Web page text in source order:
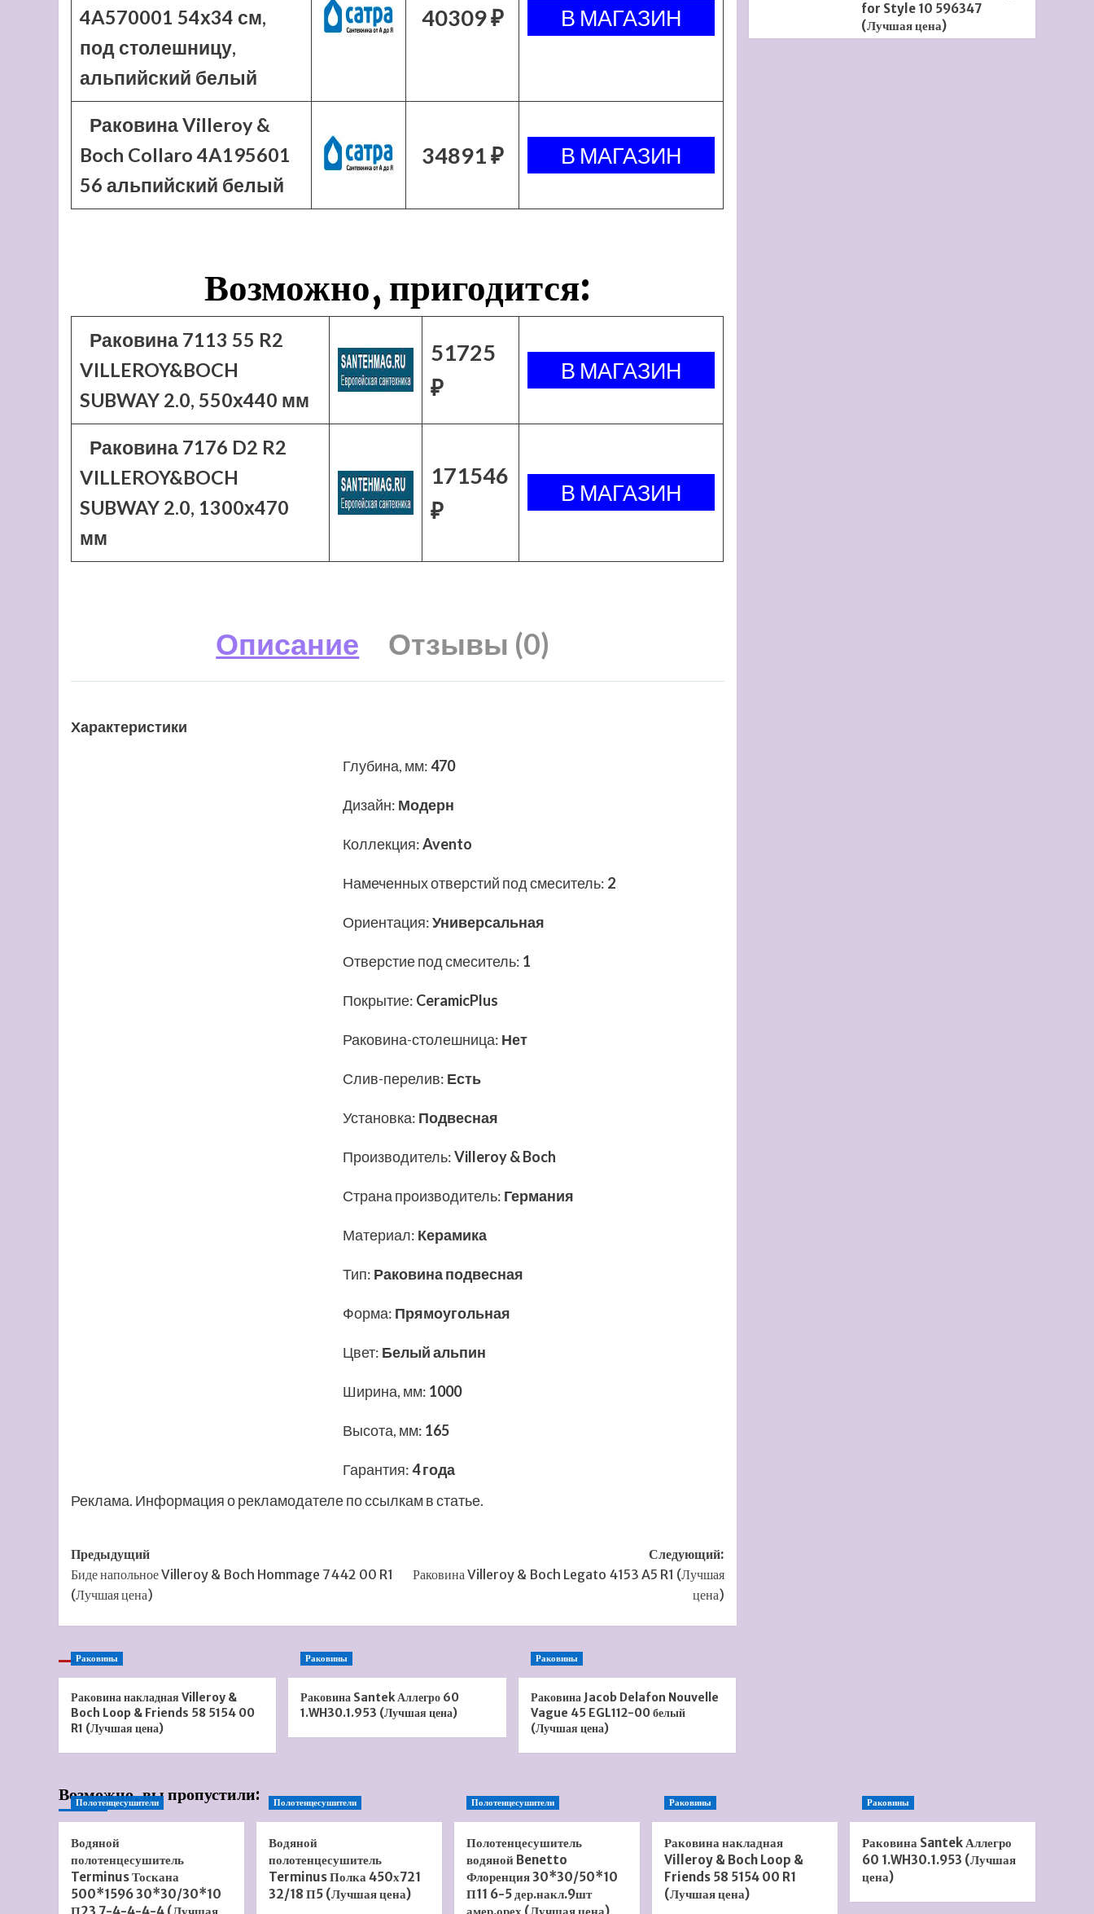
4A570001 54х34 см,
под столешницу,
альпийский белый
40309 ₽
Раковина Villeroy &
Boch Collaro 4A195601
56 альпийский белый
34891 ₽
Возможно, пригодится:
Раковина 7113 55 R2
VILLEROY&BOCH
SUBWAY 2.0, 550х440 мм
51725
₽
Раковина 7176 D2 R2
VILLEROY&BOCH
SUBWAY 2.0, 1300х470
мм
171546
₽
Описание Отзывы (0)
Характеристики
Глубина, мм:470
Дизайн: Модерн
Коллекция:Avento
Намеченных отверстий под смеситель: 2
Ориентация:Универсальная
Отверстие под смеситель: 1
Покрытие: CeramicPlus
Раковина-столешница: Нет
Слив-перелив: Есть
Установка: Подвесная
Производитель:Villeroy & Boch
Страна производитель: Германия
Материал: Керамика
Тип: Раковина подвесная
Форма: Прямоугольная
Цвет: Белый альпин
Ширина, мм: 1000
Высота, мм: 165
Гарантия:4 года
Реклама. Информация о рекламодателе по ссылкам в статье.
Навигация
записи
Предыдущий
Биде напольное Villeroy & Boch Hommage 7442 00 R1
(Лучшая цена)
Следующий:
Раковина Villeroy & Boch Legato 4153 A5 R1 (Лучшая
цена)
Раковины
Раковина накладная Villeroy &
Boch Loop & Friends 58 5154 00
R1 (Лучшая цена)
Раковины
Раковина Santek Аллегро 60
1.WH30.1.953 (Лучшая цена)
Раковины
Раковина Jacob Delafon Nouvelle
Vague 45 EGL112-00 белый
(Лучшая цена)
for Style 10 596347
(Лучшая цена)
Возможно, вы пропустили:
Полотенцесушители
Водяной
полотенцесушитель
Terminus Тоскана
500*1596 30*30/30*10
Полотенцесушители
Водяной
полотенцесушитель
Terminus Полка 450х721
32/18 П5 (Лучшая цена)
Полотенцесушители
Полотенцесушитель
водяной Benetto
Флоренция 30*30/50*10
П11 6-5 дер.накл.9шт
Раковины
Раковина накладная
Villeroy & Boch Loop &
Friends 58 5154 00 R1
(Лучшая цена)
Раковины
Раковина Santek Аллегро
60 1.WH30.1.953 (Лучшая
цена)